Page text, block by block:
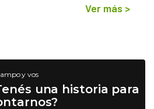
Ver más >
y vos
una historia para